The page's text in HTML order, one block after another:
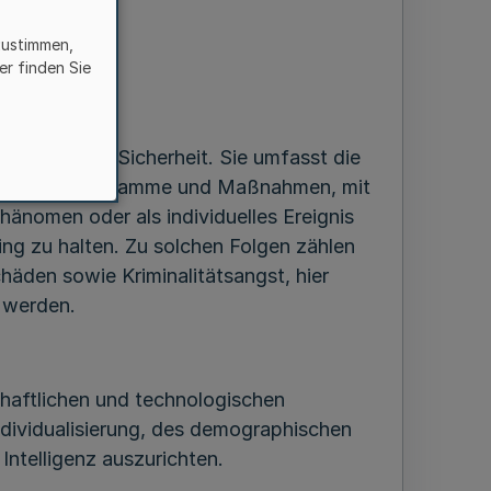
Inneren Sicherheit. Sie umfasst die
Programme und Maßnahmen, mit
oder als individuelles Ereignis
zu halten. Zu solchen Folgen zählen
sowie Kriminalitätsangst, hier
und technologischen
des demographischen
auszurichten.
finden Sie